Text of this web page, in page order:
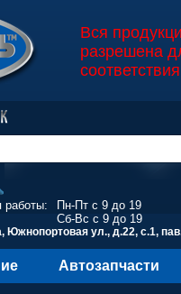
Вся
разрешена
работы:
Пн-Пт с 9 до 19
Сб-Вс с 9 до 19
Южнопортовая ул., д.22, с.1,
Автозапчасти